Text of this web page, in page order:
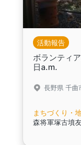
活動報告
ボランティ
日a.m.
長野県 千曲
まちづくり・
森将軍塚古墳